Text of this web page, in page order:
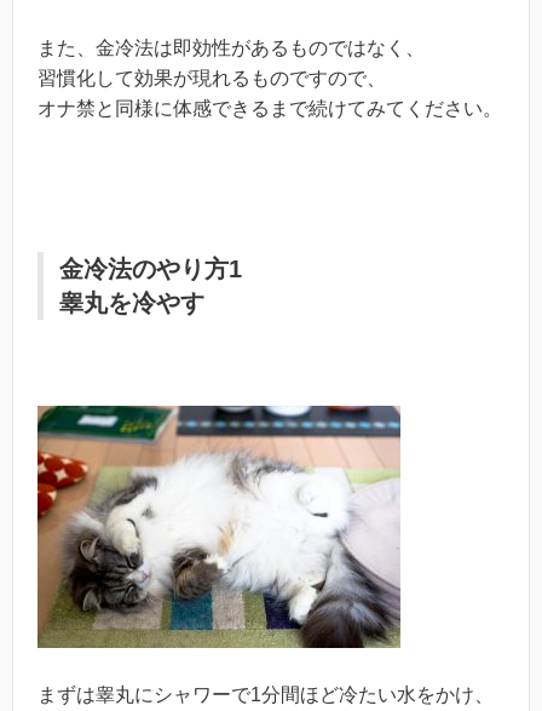
また、金冷法は即効性があるものではなく、
習慣化して効果が現れるものですので、
オナ禁と同様に体感できるまで続けてみてください。
金冷法のやり方1
睾丸を冷やす
まずは睾丸にシャワーで1分間ほど冷たい水をかけ、